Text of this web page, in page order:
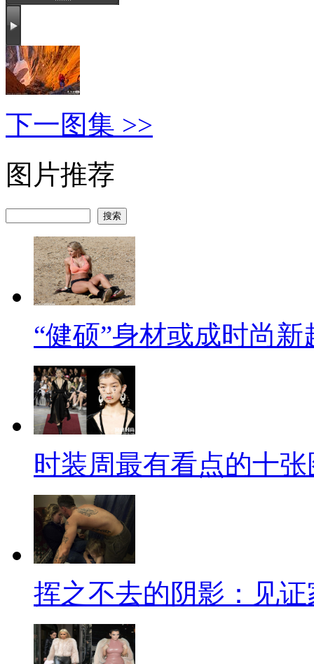
下一图集 >>
图片推荐
“健硕”身材或成时尚新
时装周最有看点的十张
挥之不去的阴影：见